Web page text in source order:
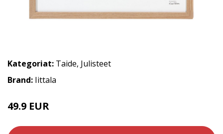
Kategoriat: Taide, Julisteet
Brand: Iittala
49.9 EUR